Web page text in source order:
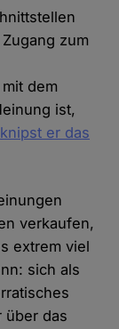
zum
dem
ist,
knipst er das
verkaufen,
extrem viel
sich als
über das